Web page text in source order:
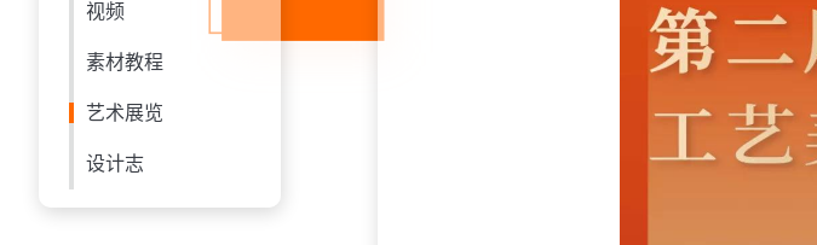
视频
素材教程
艺术展览
设计志